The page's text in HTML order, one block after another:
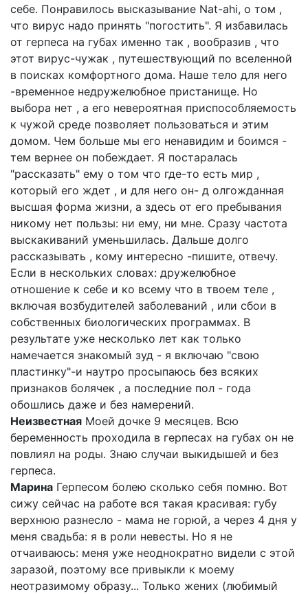
себе. Понравилось высказывание Nat-ahi, о том ,
что вирус надо принять "погостить". Я избавилась
от герпеса на губах именно так , вообразив , что
этот вирус-чужак , путешествующий по вселенной
в поисках комфортного дома. Наше тело для него
-временное недружелюбное пристанище. Но
выбора нет , а его невероятная приспособляемость
к чужой среде позволяет пользоваться и этим
домом. Чем больше мы его ненавидим и боимся -
тем вернее он побеждает. Я постаралась
"рассказать" ему о том что где-то есть мир ,
который его ждет , и для него он- д олгожданная
высшая форма жизни, а здесь от его пребывания
никому нет пользы: ни ему, ни мне. Сразу частота
выскакиваний уменьшилась. Дальше долго
рассказывать , кому интересно -пишите, отвечу.
Если в нескольких словах: дружелюбное
отношение к себе и ко всему что в твоем теле ,
включая возбудителей заболеваний , или сбои в
собственных биологических программах. В
результате уже несколько лет как только
намечается знакомый зуд - я включаю "свою
пластинку"-и наутро просыпаюсь без всяких
признаков болячек , а последние пол - года
обошлись даже и без намерений.
Неизвестная Моей дочке 9 месяцев. Всю
беременность проходила в герпесах на губах он не
повлиял на роды. Знаю случаи выкидышей и без
герпеса.
Марина Герпесом болею сколько себя помню. Вот
сижу сейчас на работе вся такая красивая: губу
верхнюю разнесло - мама не горюй, а через 4 дня у
меня свадьба: я в роли невесты. Но я не
отчаиваюсь: меня уже неоднократно видели с этой
заразой, поэтому все привыкли к моему
неотразимому образу... Только жених (любимый